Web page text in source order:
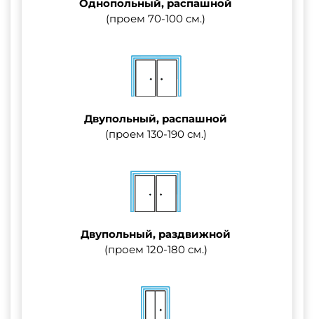
Однопольный, распашной
(проем 70-100 см.)
Двупольный, распашной
(проем 130-190 см.)
Двупольный, раздвижной
(проем 120-180 см.)